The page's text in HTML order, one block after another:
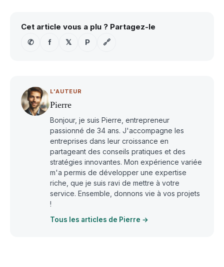
Cet article vous a plu ? Partagez-le
✆
f 𝕏 P 🔗
L'AUTEUR
Pierre
Bonjour, je suis Pierre, entrepreneur
passionné de 34 ans. J'accompagne les
entreprises dans leur croissance en
partageant des conseils pratiques et des
stratégies innovantes. Mon expérience variée
m'a permis de développer une expertise
riche, que je suis ravi de mettre à votre
service. Ensemble, donnons vie à vos projets
!
Tous les articles de Pierre →